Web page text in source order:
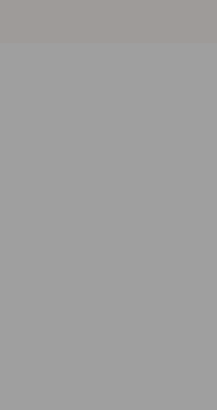
We are pleased and
Store, we can help